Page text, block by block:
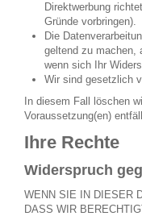
Direktwerbung
Gründe vorbringen).
Die
geltend zu machen,
wenn sich Ihr
Wir sind gesetzlich
In diesem Fall löschen
Voraussetzung(en)
Ihre Rechte
Widerspruch
WENN SIE IN DIESER
DASS WIR